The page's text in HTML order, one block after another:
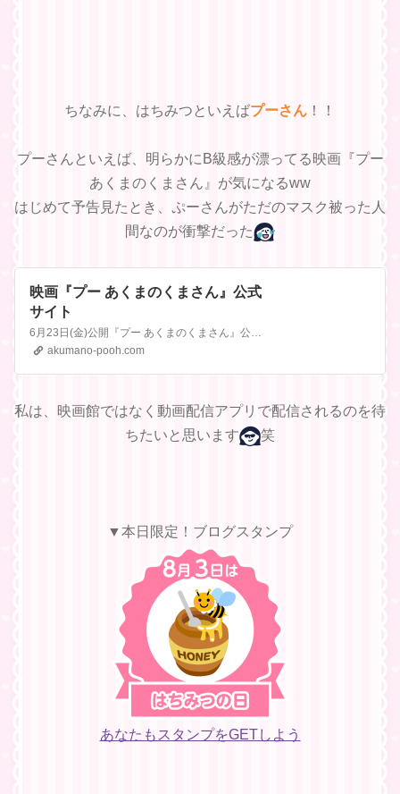
ちなみに、はちみつといえばプーさん ！！
プーさんといえば、明らかにB級感が漂ってる映画『プー
あくまのくまさん』が気になるww
はじめて予告見たとき、ぷーさんがただのマスク被った人
間なのが衝撃だった
映画『プー あくまのくまさん』公式
サイト
6月23日(金)公開『プー あくまのくまさん』公式サイト。ある日、森の中。プーとの再会を楽しみにしていたロビン。しかし、そこで待っていたのは――
akumano-pooh.com
私は、映画館ではなく動画配信アプリで配信されるのを待
ちたいと思います
笑
▼本日限定！ブログスタンプ
あなたもスタンプをGETしよう